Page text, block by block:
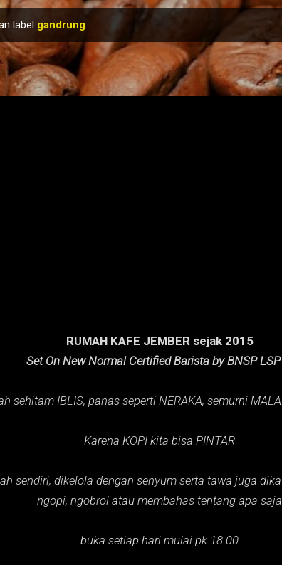
label gandrung
RUMAH KAFE JEMBER sejak 2015
Set On New Normal Certified Barista by BNSP LSP
sehitam IBLIS, panas seperti NERAKA, semurni
Karena KOPI kita bisa PINTAR
sendiri, dikelola dengan senyum serta tawa juga
ngopi, ngobrol atau membahas tentang apa saja
buka setiap hari mulai pk 18.00